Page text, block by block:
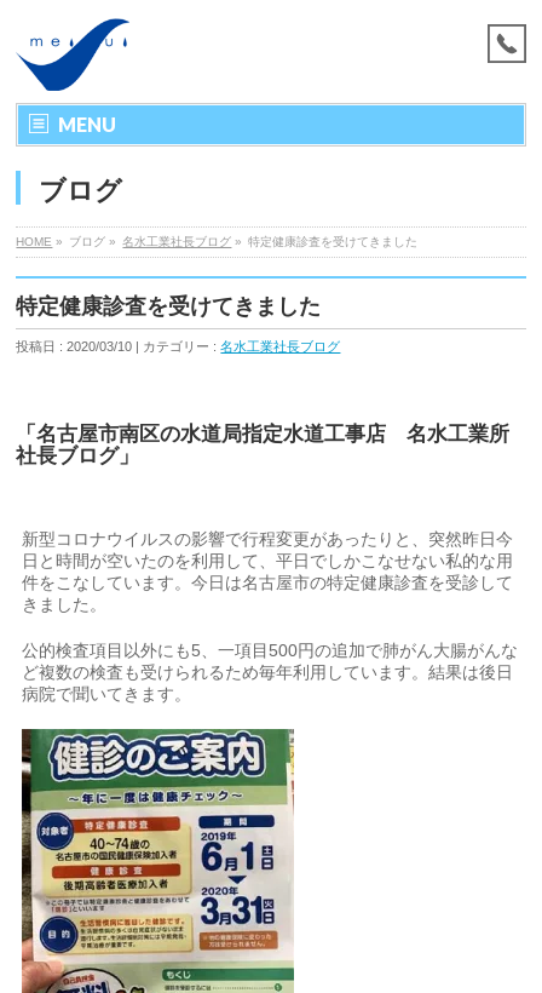
MENU
ブログ
HOME » ブログ » 名水工業社長ブログ » 特定健康診査を受けてきました
特定健康診査を受けてきました
投稿日 : 2020/03/10 | カテゴリー :名水工業社長ブログ
「名古屋市南区の水道局指定水道工事店 名水工業所
社長ブログ」
新型コロナウイルスの影響で行程変更があったりと、突然昨日今
日と時間が空いたのを利用して、平日でしかこなせない私的な用
件をこなしています。今日は名古屋市の特定健康診査を受診して
きました。
公的検査項目以外にも5、一項目500円の追加で肺がん大腸がんな
ど複数の検査も受けられるため毎年利用しています。結果は後日
病院で聞いてきます。